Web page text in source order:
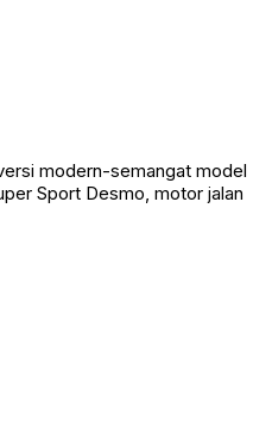
modern-semangat model
Sport Desmo, motor jalan